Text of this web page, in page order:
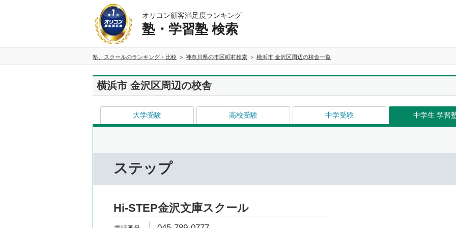
オリコン顧客満足度ランキング
塾・学習塾 検索
塾、スクールのランキング・比較 神奈川県の市区町村検索 横浜市 金沢区周辺の校舎一覧
横浜市 金沢区周辺の校舎
大学受験 高校受験 中学受験 中学生 学習
ステップ
Hi-STEP金沢文庫スクール